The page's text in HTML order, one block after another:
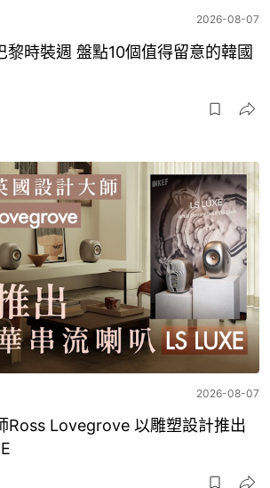
2026-08-07
黎時裝週 盤點10個值得留意的韓國
2026-08-07
Ross Lovegrove 以雕塑設計推出